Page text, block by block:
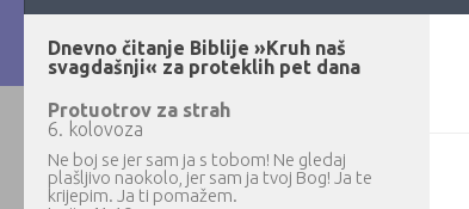
Dnevno čitanje Biblije »Kruh naš
svagdašnji« za proteklih pet dana
Protuotrov za strah
6. kolovoza
Ne boj se jer sam ja s tobom! Ne gledaj
plašljivo naokolo, jer sam ja tvoj Bog! Ja te
krijepim. Ja ti pomažem.